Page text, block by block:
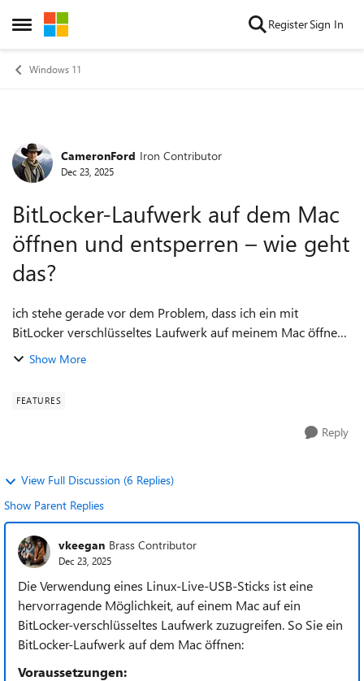
Open Side Menu
Skip to content RegisterSign In
Windows 11
Forum Discussion
CameronFord Iron Contributor
Dec 23, 2025
BitLocker-Laufwerk auf dem Mac
öffnen und entsperren – wie geht
das?
ich stehe gerade vor dem Problem, dass ich ein mit
BitLocker verschlüsseltes Laufwerk auf meinem Mac öffnen
muss. Leider habe ich aktuell keinen Zugriff auf einen
Show More
FEATURES
Reply
View Full Discussion (6 Replies)
Show Parent Replies
vkeegan Brass Contributor
Dec 23, 2025
Die Verwendung eines Linux-Live-USB-Sticks ist eine
hervorragende Möglichkeit, auf einem Mac auf ein
BitLocker-verschlüsseltes Laufwerk zuzugreifen. So Sie ein
BitLocker-Laufwerk auf dem Mac öffnen:
Voraussetzungen: